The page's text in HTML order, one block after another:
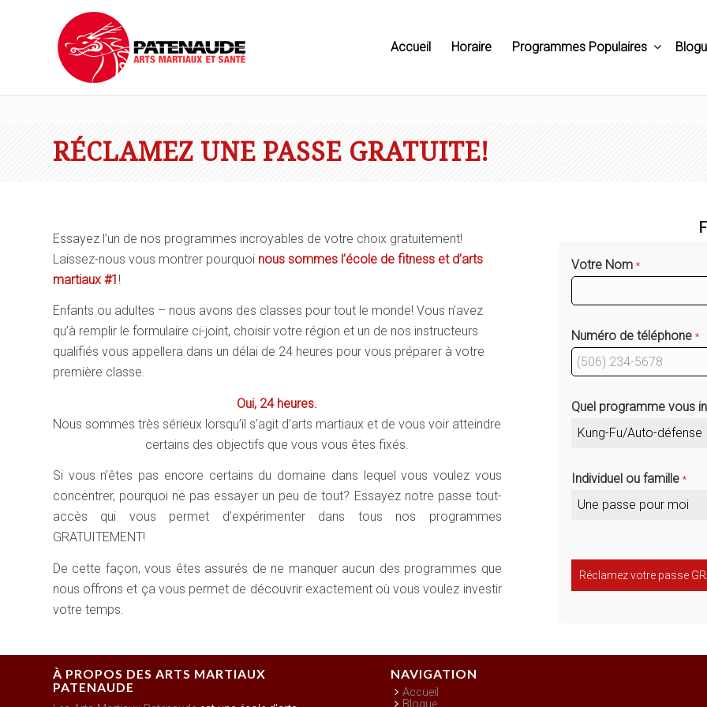
Accueil Horaire Programmes Populaires
RÉCLAMEZ UNE PASSE GRATUITE!
Essayez l’un de nos programmes incroyables de votre choix gratuitement!
Laissez-nous vous montrer pourquoi nous sommes l’école de fitness et d’arts
martiaux #1 !
Enfants ou adultes – nous avons des classes pour tout le monde! Vous n’avez
qu’à remplir le formulaire ci-joint, choisir votre région et un de nos instructeurs
qualifiés vous appellera dans un délai de 24 heures pour vous préparer à votre
première classe.
Oui, 24 heures.
Nous sommes très sérieux lorsqu’il s’agit d’arts martiaux et de vous voir atteindre
certains des objectifs que vous vous êtes fixés.
Si vous n’êtes pas encore certains du domaine dans lequel vous voulez vous
concentrer, pourquoi ne pas essayer un peu de tout? Essayez notre passe tout-
accès qui vous permet d’expérimenter dans tous nos programmes
GRATUITEMENT!
De cette façon, vous êtes assurés de ne manquer aucun des programmes que
nous offrons et ça vous permet de découvrir exactement où vous voulez investir
votre temps.
Votre Nom*
Numéro de téléphone*
Quel programme vous
Kung-Fu/Auto-défense
Individuel ou famille*
Une passe pour moi
Réclamez votre passe
À PROPOS DES ARTS MARTIAUX
PATENAUDE
NAVIGATION
Accueil
Blogue